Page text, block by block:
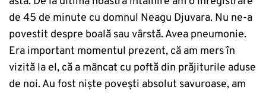
de 45 de minute cu domnul Neagu Djuvara. Nu ne-a
povestit despre boală sau vârstă. Avea pneumonie.
Era important momentul prezent, că am mers în
vizită la el, că a mâncat cu poftă din prăjiturile aduse
de noi. Au fost niște povești absolut savuroase, am